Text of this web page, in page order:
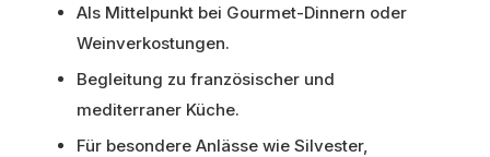
Als Mittelpunkt bei Gourmet-Dinnern oder
Weinverkostungen.
Begleitung zu französischer und
mediterraner Küche.
Für besondere Anlässe wie Silvester,